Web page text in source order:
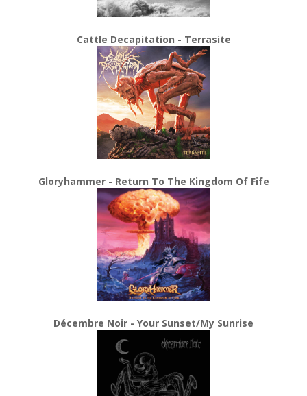
Cattle Decapitation - Terrasite
Gloryhammer - Return To The Kingdom Of Fife
Décembre Noir - Your Sunset/My Sunrise